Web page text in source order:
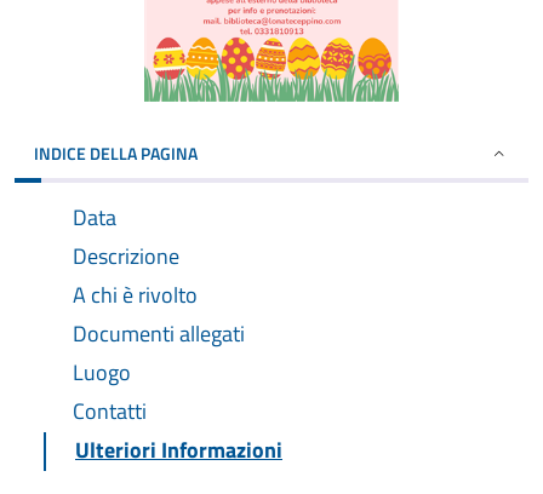
INDICE DELLA PAGINA
Data
Descrizione
A chi è rivolto
Documenti allegati
Luogo
Contatti
Ulteriori Informazioni